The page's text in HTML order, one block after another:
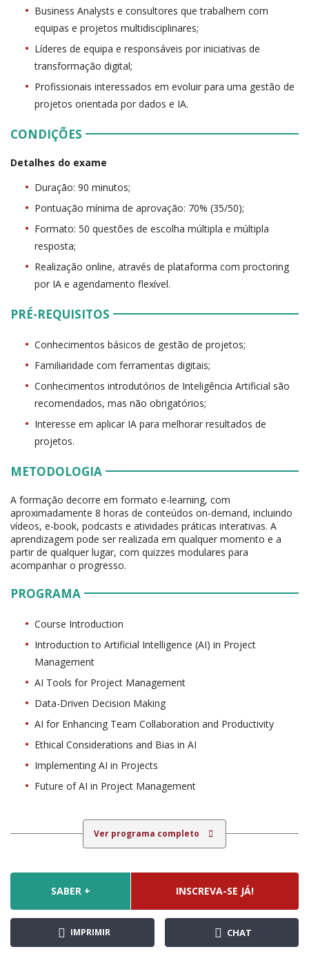
Business Analysts e consultores que trabalhem com
equipas e projetos multidisciplinares;
Líderes de equipa e responsáveis por iniciativas de
transformação digital;
Profissionais interessados em evoluir para uma gestão de
projetos orientada por dados e IA.
CONDIÇÕES
Detalhes do exame
Duração: 90 minutos;
Pontuação mínima de aprovação: 70% (35/50);
Formato: 50 questões de escolha múltipla e múltipla
resposta;
Realização online, através de plataforma com proctoring
por IA e agendamento flexível.
PRÉ-REQUISITOS
Conhecimentos básicos de gestão de projetos;
Familiaridade com ferramentas digitais;
Conhecimentos introdutórios de Inteligência Artificial são
recomendados, mas não obrigatórios;
Interesse em aplicar IA para melhorar resultados de
projetos.
METODOLOGIA
A formação decorre em formato e-learning, com
aproximadamente 8 horas de conteúdos on-demand, incluindo
vídeos, e-book, podcasts e atividades práticas interativas. A
aprendizagem pode ser realizada em qualquer momento e a
partir de qualquer lugar, com quizzes modulares para
acompanhar o progresso.
PROGRAMA
Course Introduction
Introduction to Artificial Intelligence (AI) in Project
Management
AI Tools for Project Management
Data-Driven Decision Making
AI for Enhancing Team Collaboration and Productivity
Ethical Considerations and Bias in AI
Implementing AI in Projects
Future of AI in Project Management
Ver programa completo
SABER + INSCREVA-SE JÁ!
IMPRIMIR CHAT